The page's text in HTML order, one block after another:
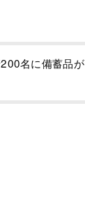
名に備蓄品が